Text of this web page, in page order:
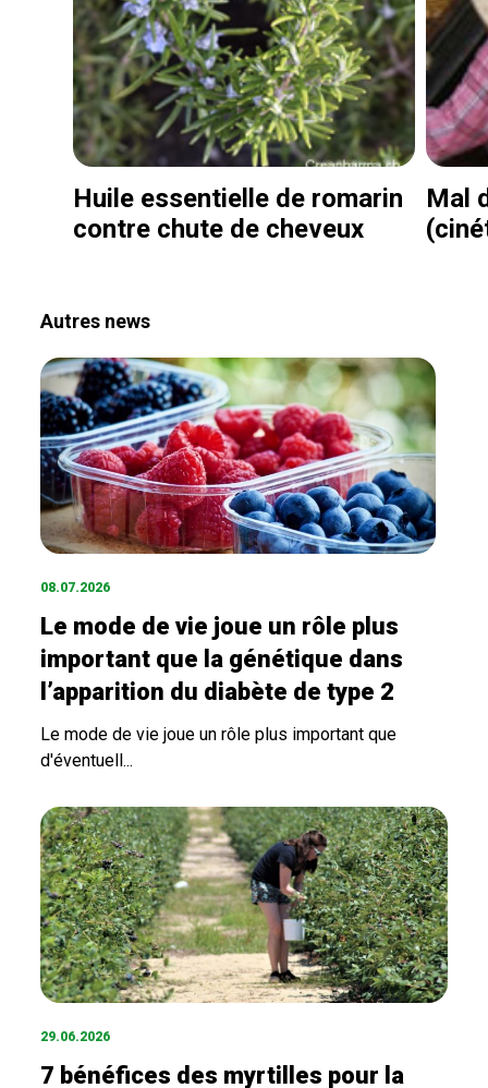
Huile essentielle de romarin
contre chute de cheveux
Mal
Autres news
08.07.2026
Le mode de vie joue un rôle plus
important que la génétique dans
l’apparition du diabète de type 2
Le mode de vie joue un rôle plus important que
d'éventuell...
29.06.2026
7 bénéfices des myrtilles pour la